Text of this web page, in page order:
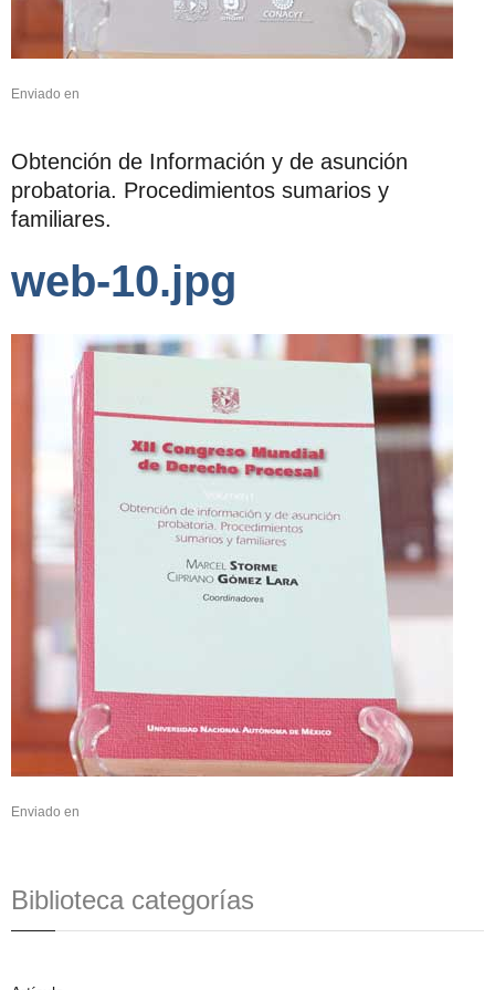
Enviado en
Obtención de Información y de asunción
probatoria. Procedimientos sumarios y
familiares.
web-10.jpg
Enviado en
Biblioteca categorías